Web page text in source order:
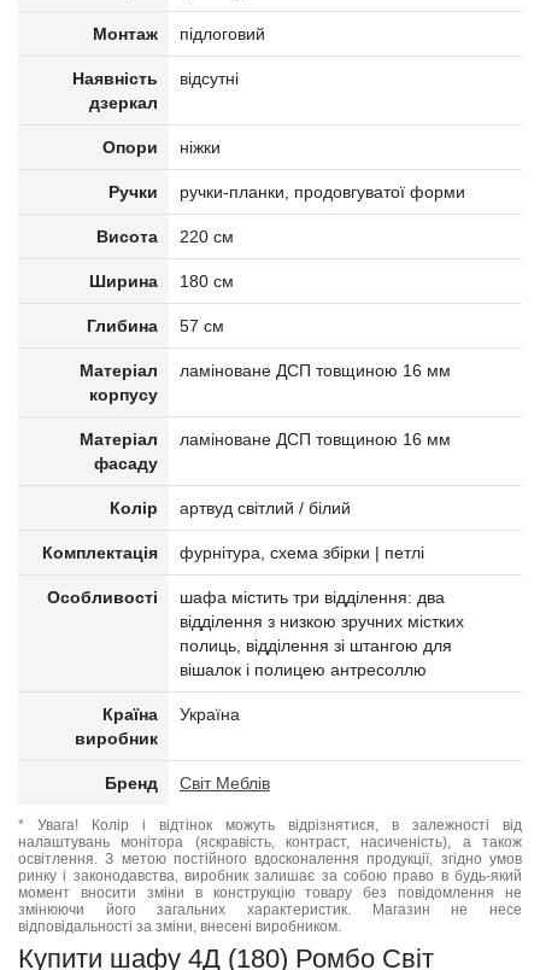
Монтаж підлоговий
Наявність
дзеркал
відсутні
Опори ніжки
Ручки ручки-планки, продовгуватої форми
Висота 220 см
Ширина 180 см
Глибина 57 см
Матеріал
корпусу
ламіноване ДСП товщиною 16 мм
Матеріал
фасаду
ламіноване ДСП товщиною 16 мм
Колір артвуд світлий / білий
Комплектація фурнітура, схема збірки | петлі
Особливості
шафа містить три відділення: два
відділення з низкою зручних містких
полиць, відділення зі штангою для
вішалок і полицею антресоллю
Країна
виробник
Україна
Бренд Світ Меблів
* Увага! Колір і відтінок можуть відрізнятися, в залежності від
налаштувань монітора (яскравість, контраст, насиченість), а також
освітлення. З метою постійного вдосконалення продукції, згідно умов
ринку і законодавства, виробник залишає за собою право в будь-який
момент вносити зміни в конструкцію товару без повідомлення не
змінюючи його загальних характеристик. Магазин не несе
відповідальності за зміни, внесені виробником.
Купити шафу 4Д (180) Ромбо Світ